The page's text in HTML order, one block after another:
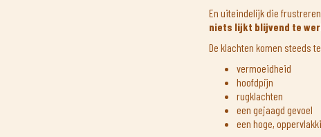
En uiteindelijk die
niets lijkt blijvend te
De klachten komen steeds
vermoeidheid
hoofdpijn
rugklachten
een gejaagd gevoel
een hoge,